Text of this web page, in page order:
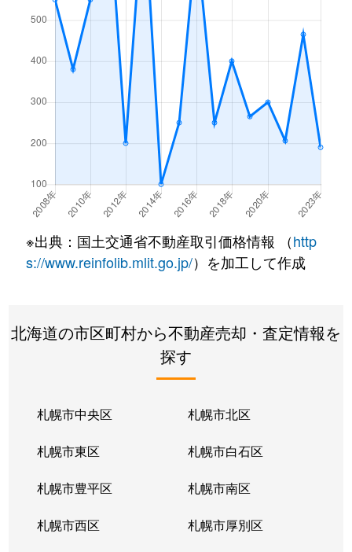
※出典：国土交通省不動産取引価格情報 （http
s://www.reinfolib.mlit.go.jp/）を加工して作成
北海道の市区町村から不動産売却・査定情報を
探す
札幌市中央区 札幌市北区
札幌市東区 札幌市白石区
札幌市豊平区 札幌市南区
札幌市西区 札幌市厚別区